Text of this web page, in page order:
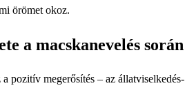
örömet okoz.
a macskanevelés során
pozitív megerősítés – az állatviselkedés-